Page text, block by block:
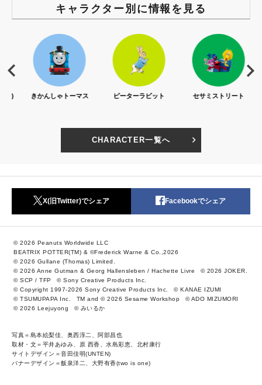
キャラクター別に情報を見る
きかんしゃトーマス ピーターラビット セサミストリート
CHARACTER一覧へ
X(旧Twitter)でシェア Facebookでシェア
© 2026 Peanuts Worldwide LLC
BEATRIX POTTER(TM) & ©Frederick Warne & Co.,2026
© 2026 Gullane (Thomas) Limited.
© 2026 Anne Gutman & Georg Hallensleben / Hachette Livre
© 2026 JOKER.
© SCP / TFP
© Sony Creative Products Inc.
© Copyright 1997-2026 Sony Creative Products Inc.
© KANAE IZUMI
© TSUMUPAPA Inc.
TM and © 2026 Sesame Workshop
© ADO MIZUMORI
© 2026 Leejuyong
© みいるか
写真＝島本絵梨佳、奥西淳二、阿部昌也
取材・文＝平井あゆみ、原 西香、水島彩恵、北村康行
サイトデザイン＝音田佳明(UNTEN)
バナーデザイン＝飯泉洋二、大野有香(two is one)